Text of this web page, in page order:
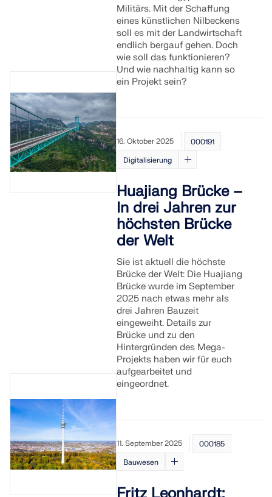
Militärs. Mit der Schaffung
eines künstlichen Nilbeckens
soll es mit der Landwirtschaft
endlich bergauf gehen. Doch
wie soll das funktionieren?
Und wie nachhaltig kann so
ein Projekt sein?
16. Oktober 2025
000191
Digitalisierung
Huajiang Brücke –
In drei Jahren zur
höchsten Brücke
der Welt
Sie ist aktuell die höchste
Brücke der Welt: Die Huajiang
Brücke wurde im September
2025 nach etwas mehr als
drei Jahren Bauzeit
eingeweiht. Details zur
Brücke und zu den
Hintergründen des Mega-
Projekts haben wir für euch
aufgearbeitet und
eingeordnet.
11. September 2025
000185
Bauwesen